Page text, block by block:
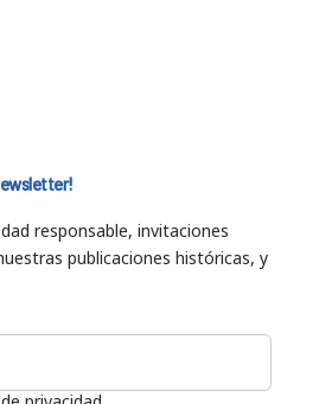
responsable, invitaciones
publicaciones históricas, y